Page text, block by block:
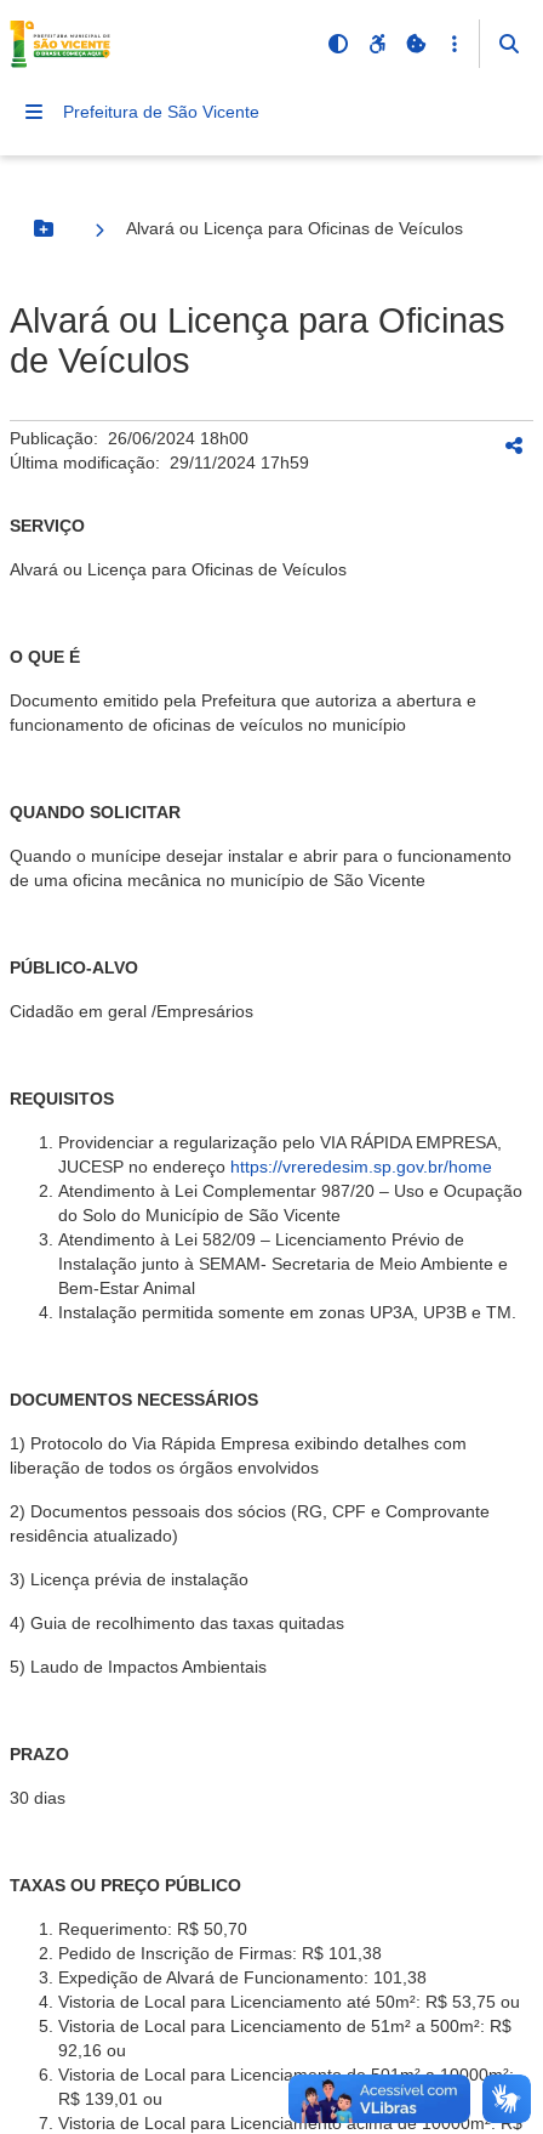
Prefeitura de São Vicente
Botão Menu
Alvará ou Licença para Oficinas de Veículos
Alvará ou Licença para Oficinas
de Veículos
Publicação: 26/06/2024 18h00
Última modificação: 29/11/2024 17h59
SERVIÇO
Alvará ou Licença para Oficinas de Veículos
O QUE É
Documento emitido pela Prefeitura que autoriza a abertura e
funcionamento de oficinas de veículos no município
QUANDO SOLICITAR
Quando o munícipe desejar instalar e abrir para o funcionamento
de uma oficina mecânica no município de São Vicente
PÚBLICO-ALVO
Cidadão em geral /Empresários
REQUISITOS
Providenciar a regularização pelo VIA RÁPIDA EMPRESA,
JUCESP no endereço https://vreredesim.sp.gov.br/home
Atendimento à Lei Complementar 987/20 – Uso e Ocupação
do Solo do Município de São Vicente
Atendimento à Lei 582/09 – Licenciamento Prévio de
Instalação junto à SEMAM- Secretaria de Meio Ambiente e
Bem-Estar Animal
Instalação permitida somente em zonas UP3A, UP3B e TM.
DOCUMENTOS NECESSÁRIOS
1) Protocolo do Via Rápida Empresa exibindo detalhes com
liberação de todos os órgãos envolvidos
2) Documentos pessoais dos sócios (RG, CPF e Comprovante
residência atualizado)
3) Licença prévia de instalação
4) Guia de recolhimento das taxas quitadas
5) Laudo de Impactos Ambientais
PRAZO
30 dias
TAXAS OU PREÇO PÚBLICO
Requerimento: R$ 50,70
Pedido de Inscrição de Firmas: R$ 101,38
Expedição de Alvará de Funcionamento: 101,38
Vistoria de Local para Licenciamento até 50m²: R$ 53,75 ou
Vistoria de Local para Licenciamento de 51m² a 500m²: R$
92,16 ou
Vistoria de Local para Licenciamento de 501m² a 10000m²:
R$ 139,01 ou
Vistoria de Local para Licenciamento acima de 10000m²: R$